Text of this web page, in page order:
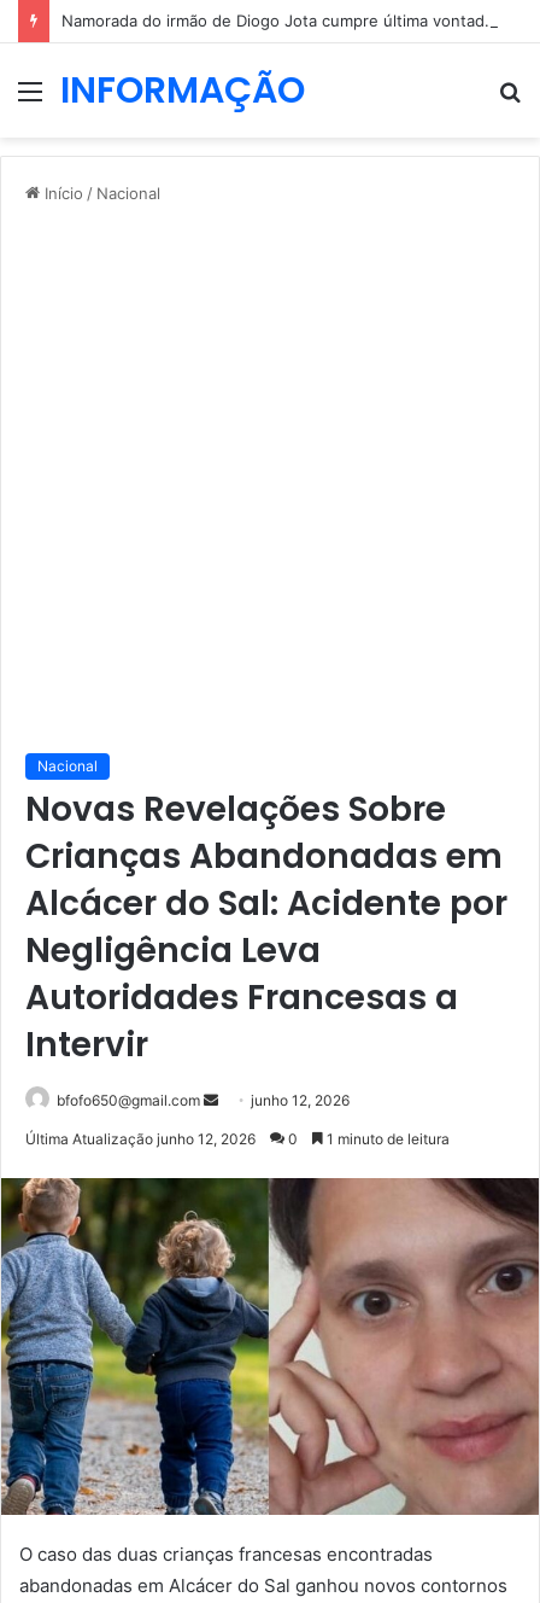
Namorada do irmão de Diogo Jota cumpre última vontade do jovem
MenuINFORMAÇÃO
Início / Nacional
Nacional
Novas Revelações Sobre
Crianças Abandonadas em
Alcácer do Sal: Acidente por
Negligência Leva
Autoridades Francesas a
Intervir
bfofo650@gmail.com
Mandejunho 12, 2026
Última Atualização junho 12, 2026 0 1 minuto de leitura
O caso das duas crianças francesas encontradas
abandonadas em Alcácer do Sal ganhou novos contornos